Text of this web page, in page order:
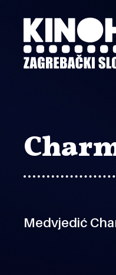
sadržaj
Medvjedić